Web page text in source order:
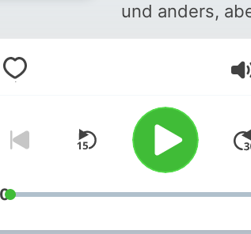
und anders,
immer relaxt! Ich begleite dich
durch
Meditationen,
Traumreisen und
deinen
stressigen Alltag. Mehr